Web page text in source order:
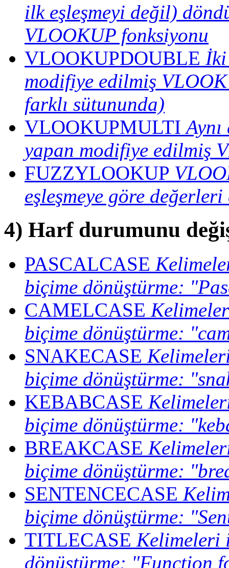
ilk eşleşmeyi değil)
VLOOKUP fonksiyonu
VLOOKUPDOUBLE
modifiye edilmiş
farklı sütununda)
VLOOKUPMULTI
yapan modifiye edilmiş
FUZZYLOOKUP
eşleşmeye göre
4) Harf durumunu
PASCALCASE
biçime dönüştürme:
CAMELCASE
biçime dönüştürme:
SNAKECASE
biçime dönüştürme:
KEBABCASE
biçime dönüştürme:
BREAKCASE
biçime dönüştürme:
SENTENCECASE
biçime dönüştürme:
TITLECASE Kelimeleri
dönüştürme: "Function